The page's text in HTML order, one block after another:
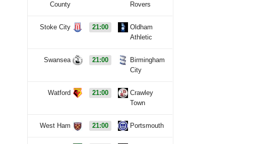
County
Rovers
Stoke City 21:00
Oldham
Athletic
Swansea 21:00
Birmingham
City
Watford 21:00
Crawley
Town
West Ham 21:00 Portsmouth